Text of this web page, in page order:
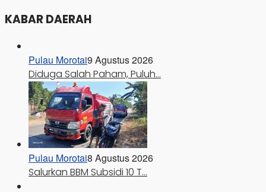
KABAR DAERAH
Pulau Morotai9 Agustus 2026
Diduga Salah Paham, Puluh…
Pulau Morotai8 Agustus 2026
Salurkan BBM Subsidi 10 T…